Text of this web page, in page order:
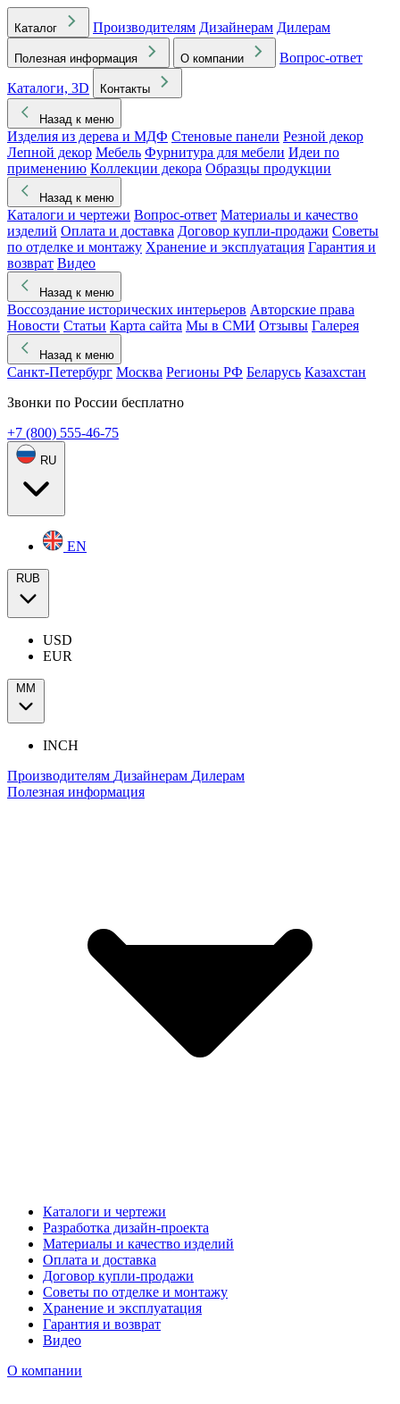
Каталог Производителям Дизайнерам Дилерам
Полезная информация О компании
Вопрос-ответ
Каталоги, 3D
Контакты
Назад к меню
Изделия из дерева и МДФ Стеновые панели Резной декор
Лепной декор Мебель Фурнитура для мебели Идеи по
применению Коллекции декора Образцы продукции
Назад к меню
Каталоги и чертежи Вопрос-ответ Материалы и качество
изделий Оплата и доставка Договор купли-продажи Советы
по отделке и монтажу Хранение и эксплуатация Гарантия и
возврат Видео
Назад к меню
Воссоздание исторических интерьеров Авторские права
Новости Статьи Карта сайта Мы в СМИ Отзывы Галерея
Назад к меню
Санкт-Петербург Москва Регионы РФ Беларусь Казахстан
Звонки по России бесплатно
+7 (800) 555-46-75
RU
EN
RUB
USD
EUR
ММ
INCH
Производителям Дизайнерам Дилерам
Полезная информация
Каталоги и чертежи
Разработка дизайн-проекта
Материалы и качество изделий
Оплата и доставка
Договор купли-продажи
Советы по отделке и монтажу
Хранение и эксплуатация
Гарантия и возврат
Видео
О компании